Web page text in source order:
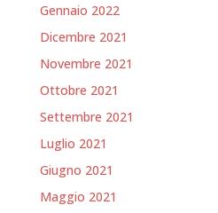
Gennaio 2022
Dicembre 2021
Novembre 2021
Ottobre 2021
Settembre 2021
Luglio 2021
Giugno 2021
Maggio 2021